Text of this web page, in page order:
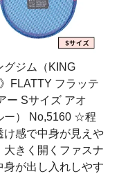
グジム（KING
FLATTY フラッテ
ー Sサイズ アオ
ー） No,5160 ☆程
け感で中身が見えや
大きく開くファスナ
身が出し入れしやす